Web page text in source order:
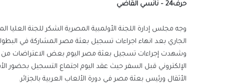
حرف24 – نانسي القاضي
الجاري بعد انهاء اجراءات تسجيل بعثة مصر المشاركة في
وشهدت إجراءات تسجيل بعثة مصر اليوم بعض الاعتراضات
الإلكتروني قبل السفر حيث عقد اليوم اجتماع التسجيل بحضور
الأثقال ورئيس بعثة مصر في دورة الألعاب العربية بالجزائر.